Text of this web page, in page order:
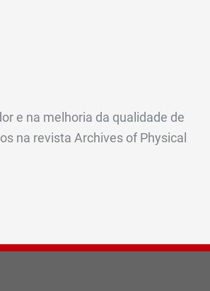
e na melhoria da qualidade de
na revista Archives of Physical